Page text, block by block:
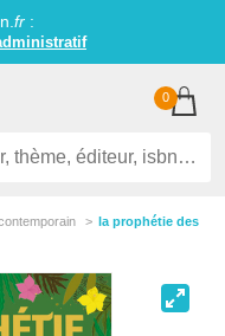
fr:
0
la prophétie des